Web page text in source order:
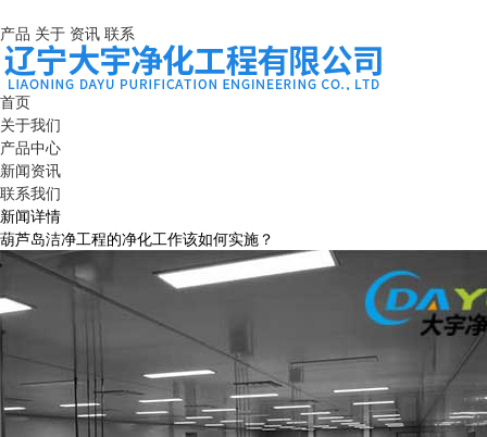
产品 关于 资讯 联系
首页
关于我们
产品中心
新闻资讯
联系我们
新闻详情
葫芦岛洁净工程的净化工作该如何实施？